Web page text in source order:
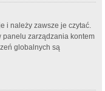
i należy zawsze je czytać.
panelu zarządzania kontem
globalnych są